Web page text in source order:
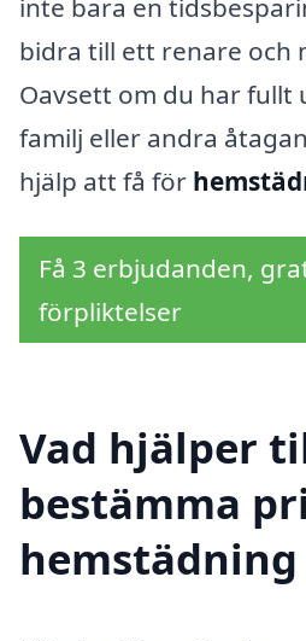
inte bara en
bidra till ett renare och
Oavsett om du har fullt
familj eller andra
hjälp att få för
Få 3 erbjudanden,
förpliktelser
Vad hjälper
bestämma
hemstädning